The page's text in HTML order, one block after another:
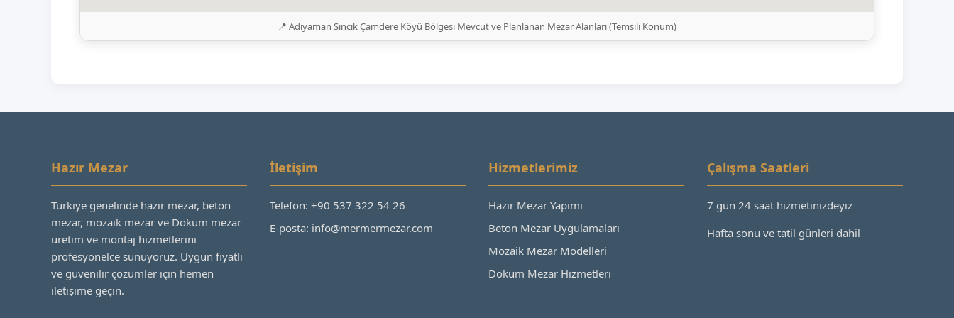
📍 Adıyaman Sincik Çamdere Köyü Bölgesi Mevcut ve Planlanan Mezar Alanları (Temsili Konum)
Hazır Mezar
Türkiye genelinde hazır mezar, beton
mezar, mozaik mezar ve Döküm mezar
üretim ve montaj hizmetlerini
profesyonelce sunuyoruz. Uygun fiyatlı
ve güvenilir çözümler için hemen
iletişime geçin.
İletişim
Telefon: +90 537 322 54 26
E-posta: info@mermermezar.com
Hizmetlerimiz
Hazır Mezar Yapımı
Beton Mezar Uygulamaları
Mozaik Mezar Modelleri
Döküm Mezar Hizmetleri
Çalışma Saatleri
7 gün 24 saat hizmetinizdeyiz
Hafta sonu ve tatil günleri dahil